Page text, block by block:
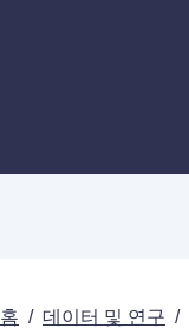
홈 / 데이터 및 연구 /